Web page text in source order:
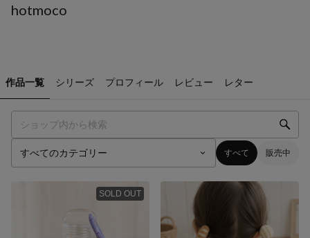
hotmoco
作品一覧 シリーズ プロフィール レビュー レター
すべて 販売中
SOLD OUT